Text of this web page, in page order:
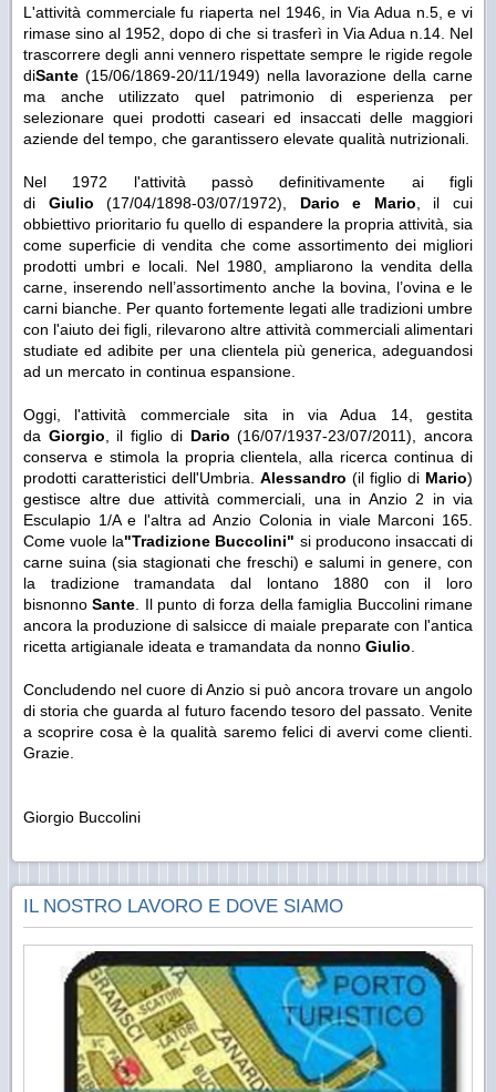
L'attività commerciale fu riaperta nel 1946, in Via Adua n.5, e vi
rimase sino al 1952, dopo di che si trasferì in Via Adua n.14. Nel
trascorrere degli anni vennero rispettate sempre le rigide regole
diSante (15/06/1869-20/11/1949) nella lavorazione della carne
ma anche utilizzato quel patrimonio di esperienza per
selezionare quei prodotti caseari ed insaccati delle maggiori
aziende del tempo, che garantissero elevate qualità nutrizionali.
Nel 1972 l'attività passò definitivamente ai figli
di Giulio (17/04/1898-03/07/1972), Dario e Mario , il cui
obbiettivo prioritario fu quello di espandere la propria attività, sia
come superficie di vendita che come assortimento dei migliori
prodotti umbri e locali. Nel 1980, ampliarono la vendita della
carne, inserendo nell’assortimento anche la bovina, l’ovina e le
carni bianche. Per quanto fortemente legati alle tradizioni umbre
con l'aiuto dei figli, rilevarono altre attività commerciali alimentari
studiate ed adibite per una clientela più generica, adeguandosi
ad un mercato in continua espansione.
Oggi, l'attività commerciale sita in via Adua 14, gestita
da Giorgio , il figlio di Dario (16/07/1937-23/07/2011), ancora
conserva e stimola la propria clientela, alla ricerca continua di
prodotti caratteristici dell'Umbria. Alessandro (il figlio di Mario)
gestisce altre due attività commerciali, una in Anzio 2 in via
Esculapio 1/A e l'altra ad Anzio Colonia in viale Marconi 165.
Come vuole la"Tradizione Buccolini" si producono insaccati di
carne suina (sia stagionati che freschi) e salumi in genere, con
la tradizione tramandata dal lontano 1880 con il loro
bisnonnoSante . Il punto di forza della famiglia Buccolini rimane
ancora la produzione di salsicce di maiale preparate con l'antica
ricetta artigianale ideata e tramandata da nonno Giulio
Concludendo nel cuore di Anzio si può ancora trovare un angolo
di storia che guarda al futuro facendo tesoro del passato. Venite
a scoprire cosa è la qualità saremo felici di avervi come clienti.
Grazie.
Giorgio Buccolini
IL NOSTRO LAVORO E DOVE SIAMO